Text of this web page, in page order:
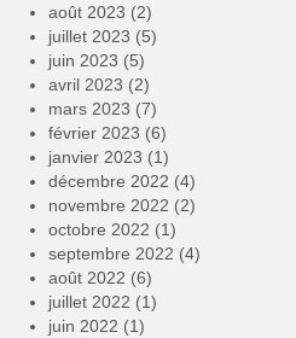
août 2023 (2)
juillet 2023 (5)
juin 2023 (5)
avril 2023 (2)
mars 2023 (7)
février 2023 (6)
janvier 2023 (1)
décembre 2022 (4)
novembre 2022 (2)
octobre 2022 (1)
septembre 2022 (4)
août 2022 (6)
juillet 2022 (1)
juin 2022 (1)